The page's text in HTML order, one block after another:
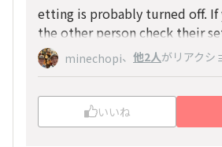
etting is probably turned off. If
the other person check their
on "Allow friends to add by
ould solve the issue.
Do you have a Facebook
me a friend request, I will
Once approved, we can also
minechopi、 他2人がリアクシ
いいね